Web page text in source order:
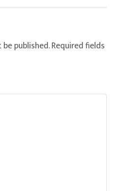
published.Required fields